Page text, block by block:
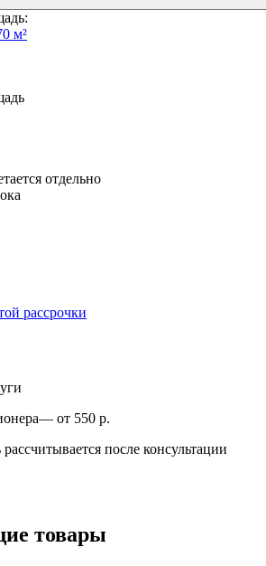
:
м²
отдельно
рассрочки
— от 550 р.
после консультации
товары